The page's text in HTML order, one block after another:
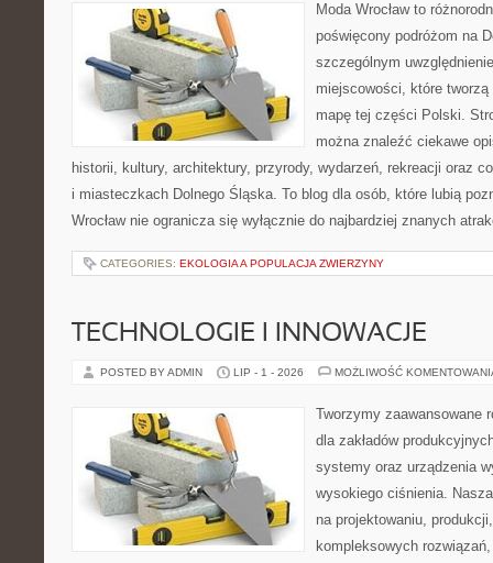
Moda Wrocław to
poświęcony podróżom na
szczególnym
miejscowości, które
mapę tej części Polski.
można znaleźć ciekawe
historii, kultury, architektury, przyrody, wydarzeń, rekreacji oraz
i miasteczkach Dolnego Śląska. To blog dla osób, które lubią
Wrocław nie ogranicza się wyłącznie do najbardziej znanych
CATEGORIES: EKOLOGIA A POPULACJA ZWIERZYNY
TECHNOLOGIE I INNOWACJE
POSTED BY ADMIN LIP - 1 - 2026 MOŻLIWOŚĆ
Tworzymy zaawansowane
dla zakładów
systemy oraz urządzenia
wysokiego ciśnienia.
na projektowaniu,
kompleksowych